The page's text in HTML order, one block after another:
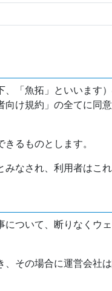
、「魚拓」といいます
け規約」の全てに同
るものとします。
なされ、利用者はこれ
ついて、断りなくウ
その場合に運営会社